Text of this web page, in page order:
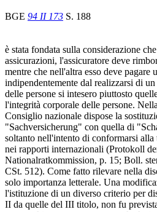
BGE 94 II 173 S. 188
è stata fondata sulla considerazione
assicurazioni, l'assicuratore deve
mentre che nell'altra esso deve pagare
indipendentemente dal realizzarsi di
delle persone si intesero piuttosto
l'integrità corporale delle persone.
Consiglio nazionale dispose la
"Sachversicherung" con quella di
soltanto nell'intento di conformarsi
nei rapporti internazionali (Protokoll
Nationalratkommission, p. 15; Boll.
CSt. 512). Come fatto rilevare nella
solo importanza letterale. Una
l'istituzione di un diverso criterio per
II da quelle del III titolo, non fu